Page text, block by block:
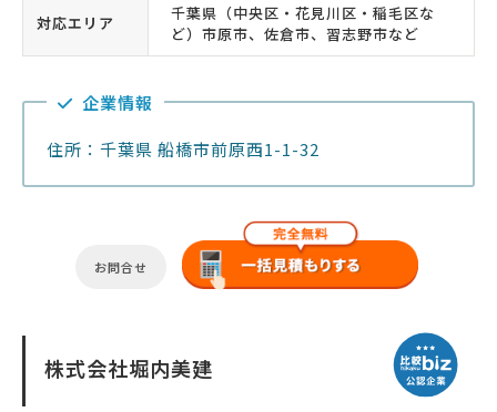
対応エリア
千葉県（中央区・花見川区・稲毛区な
ど）市原市、佐倉市、習志野市など
企業情報
住所：千葉県 船橋市前原西1-1-32
お問合せ
株式会社堀内美建